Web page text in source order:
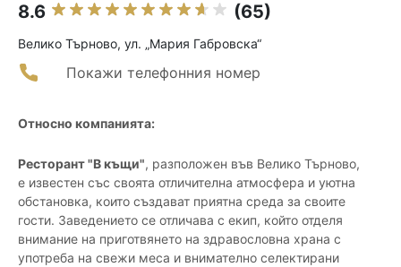
8.6 (65)
Велико Търново, ул. „Мария Габровска“
Покажи телефонния номер
Относно компанията:
Ресторант "В къщи", разположен във Велико Търново,
е известен със своята отличителна атмосфера и уютна
обстановка, които създават приятна среда за своите
гости. Заведението се отличава с екип, който отделя
внимание на приготвянето на здравословна храна с
употреба на свежи меса и внимателно селектирани